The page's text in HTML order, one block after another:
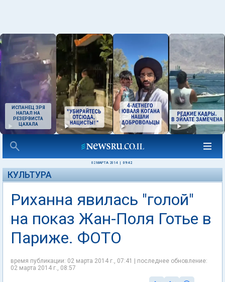
ИСПАНЕЦ ЗРЯ
НАПАЛ НА
РЕЗЕРВИСТА
ЦАХАЛА
02 МАРТА 2014 09:42
КУЛЬТУРА
Риханна явилась "голой"
на показ Жан-Поля Готье в
Париже. ФОТО
время публикации: 02 марта 2014 г., 07:41 | последнее обновление:
02 марта 2014 г., 08:57